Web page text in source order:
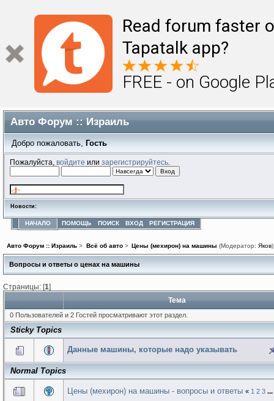
Read forum faster
Tapatalk app?
FREE - on Google
Авто Форум :: Израиль
Добро пожаловать, Гость
Пожалуйста,войдите илизарегистрируйтесь
Новости:
НАЧАЛО ПОМОЩЬ ПОИСК ВХОД РЕГИСТРАЦИЯ
Авто Форум :: Израиль > Всё об авто> Цены (мехирон) на машины (Модератор: Яков)
Вопросы и ответы о ценах на машины
Страницы: [1]
Тема
0 Пользователей и 2 Гостей просматривают этот раздел.
Sticky Topics
Данные машины, которые надо указывать
Normal Topics
Цены (мехирон) на машины - вопросы и ответы « 1 2 3